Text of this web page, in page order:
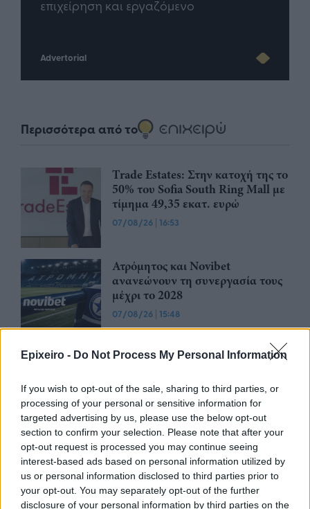
Epixeiro - Do Not Process My Personal Information
If you wish to opt-out of the sale, sharing to third parties, or
processing of your personal or sensitive information for
targeted advertising by us, please use the below opt-out
section to confirm your selection. Please note that after your
opt-out request is processed you may continue seeing
interest-based ads based on personal information utilized by
us or personal information disclosed to third parties prior to
your opt-out. You may separately opt-out of the further
disclosure of your personal information by third parties on the
Advertorial
Περισσότερα από το
Trade Estates: Στην κατοχή της το
50% του Sofia South Ring Mall με
τίμημα 49,35 εκατ. ευρώ
07/08/26 | 16:53
Ατρόμητος και Novibet
ανανεώνουν τη συνεργασία τους
μέχρι το 2028
07/08/26 | 15:48
Βραβευμένα κρασιά με την
07/08/26|15:29
CSG: Διψήφια αύξηση εσόδων
και ισχυρό ανεκτέλεστο
συμβάσεων το πρώτο εξάμηνο
του 2026